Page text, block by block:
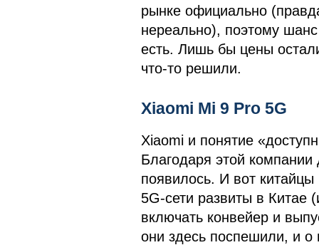
рынке официально
нереально), поэтому
есть. Лишь бы цены
что-то решили.
Xiaomi Mi 9 Pro 5G
Xiaomi и понятие
Благодаря этой
появилось. И вот
5G-сети развиты в Китае
включать конвейер и
они здесь поспешили, и